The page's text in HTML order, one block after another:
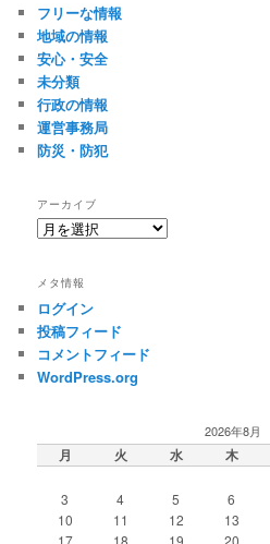
フリーな情報
地域の情報
安心・安全
未分類
行政の情報
運営事務局
防災・防犯
アーカイブ
ア
イ
ブ
メタ情報
ログイン
投稿フィード
コメントフィード
WordPress.org
2026年8月
月 火 水 木
3
4 5 6
10
11 12 13